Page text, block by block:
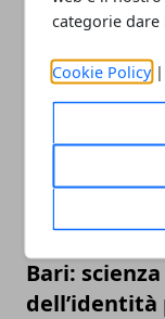
categorie
Cookie Policy |
Bari: